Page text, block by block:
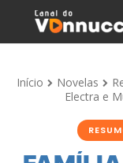
Início Novelas
Electra e